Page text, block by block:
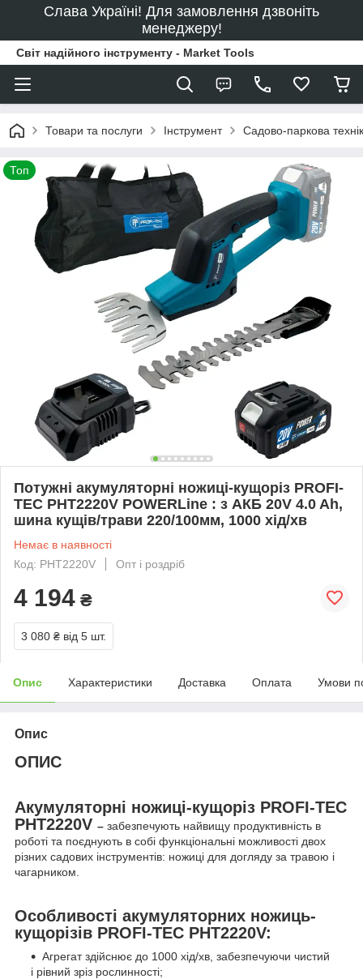
Слава Україні! Для замовлення дзвоніть
менеджеру!
Світ надійного інструменту - Market Tools
Товари та послуги Інструмент Садово-паркова
Топ
Потужні акумуляторні ножиці-кущоріз PROFI-
TEC PHT2220V POWERLine : з АКБ 20V 4.0 Ah,
шина кущів/трави 220/100мм, 1000 хід/хв
Немає в наявності
Код: PHT2220V
Опт і роздріб
4 194 ₴
3 080 ₴ від 5 шт.
Опис Характеристики Доставка Оплата Умови
Опис
ОПИС
Акумуляторні ножиці-кущоріз PROFI-TEC
PHT2220V – забезпечують найвищу продуктивність в
роботі та поєднують в собі функціональні можливості двох
різних садових інструментів: ножиці для догляду за травою і
чагарником.
Особливості акумуляторних ножиць-
кущорізів PROFI-TEC PHT2220V:
Агрегат здійснює до 1000 хід/хв, забезпечуючи чистий
і рівний зріз рослинності;